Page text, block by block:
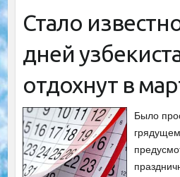
Стало
дней
отдохнут в
Было